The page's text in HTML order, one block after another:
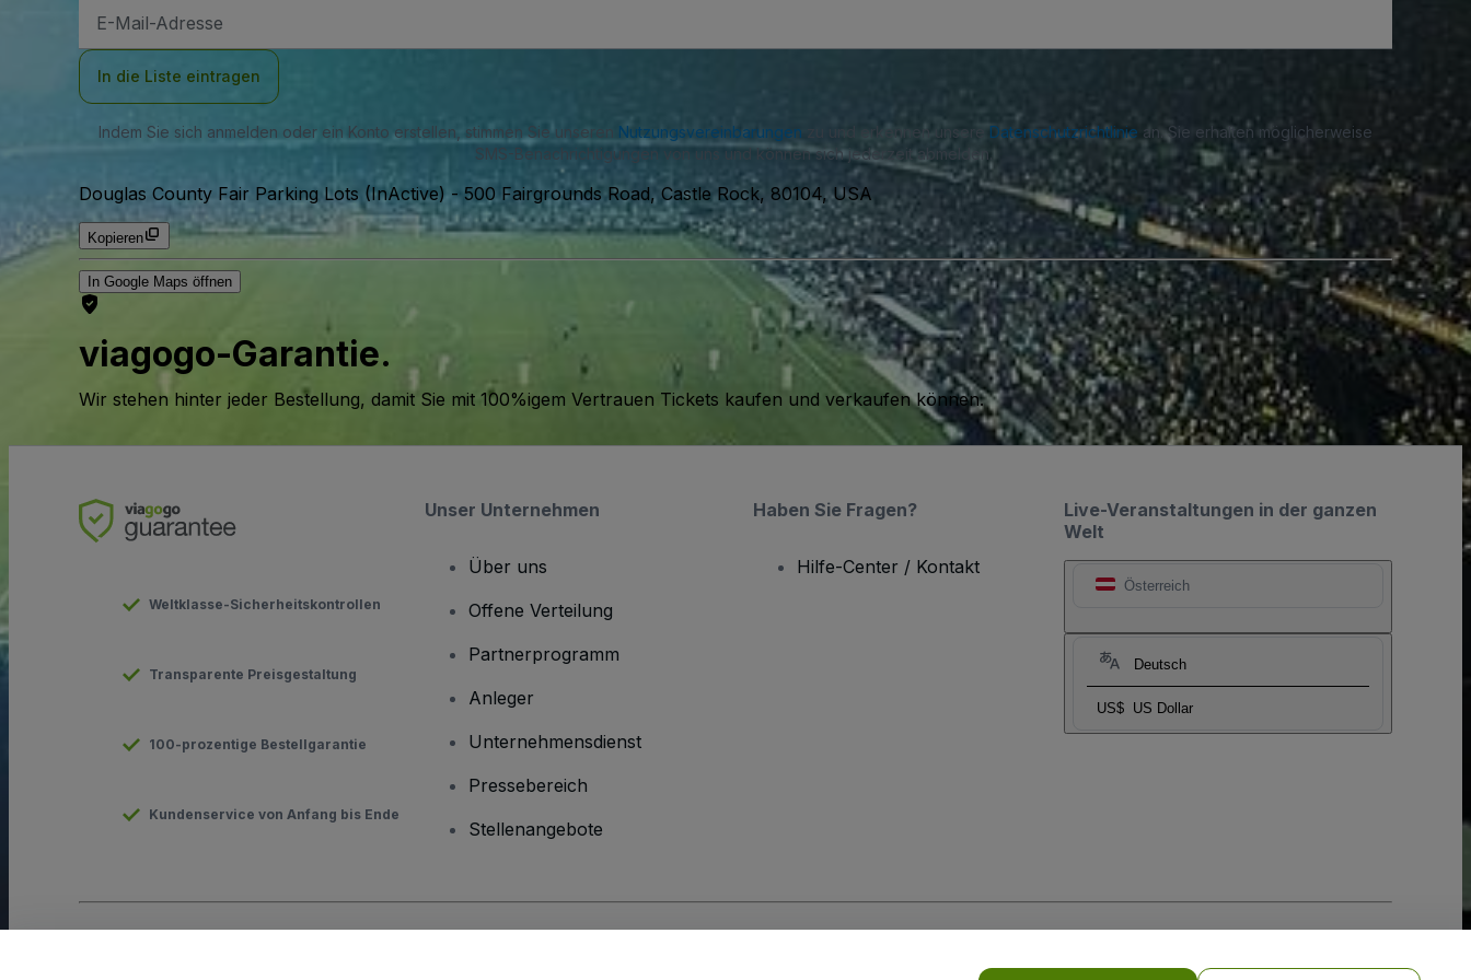
Mail-
In die Liste eintragen
Indem Sie sich anmelden oder ein Konto erstellen, stimmen Sie unseren Nutzungsvereinbarungen zu und erkennen unsere Datenschutzrichtlinie an. Sie erhalten möglicherweise
SMS-Benachrichtigungen von uns und können sich jederzeit abmelden.
Douglas County Fair Parking Lots (InActive) - 500 Fairgrounds Road, Castle Rock, 80104, USA
Kopieren
In Google Maps öffnen
viagogo-Garantie.
Wir stehen hinter jeder Bestellung, damit Sie mit 100%igem Vertrauen Tickets kaufen und verkaufen können.
Live-Veranstaltungen in der ganzen
Welt
Österreich
Deutsch
US$ US Dollar
Weltklasse-Sicherheitskontrollen
Transparente Preisgestaltung
100-prozentige Bestellgarantie
Kundenservice von Anfang bis Ende
Unser Unternehmen
Über uns
Offene Verteilung
Partnerprogramm
Anleger
Unternehmensdienst
Pressebereich
Stellenangebote
Haben Sie Fragen?
Hilfe-Center / Kontakt
Cookie-RichtlinieundDatenschutzrichtlinie für Mobilanwendungen